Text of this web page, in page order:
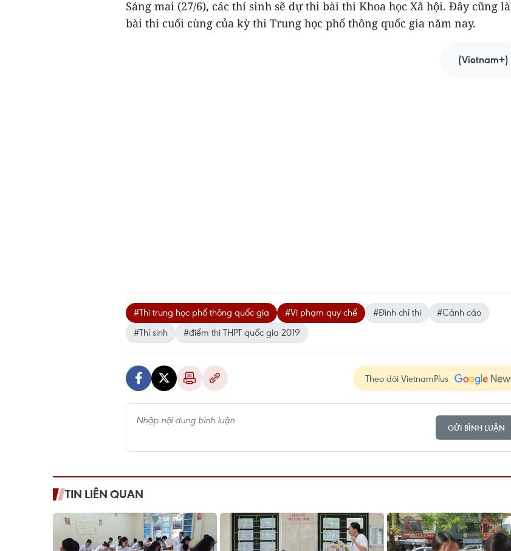
Sáng mai (27/6), các thí sinh sẽ dự thi bài thi Khoa học Xã hội. Đây cũng là
bài thi cuối cùng của kỳ thi Trung học phổ thông quốc gia năm nay.
(Vietnam+)
#Thi trung học phổ thông quốc gia #Vi phạm quy chế #Đình chỉ thi
#Cảnh cáo
#Thí sinh
#điểm thi THPT quốc gia 2019
Theo dõi VietnamPlus
GỬI BÌNH LUẬN
TIN LIÊN QUAN